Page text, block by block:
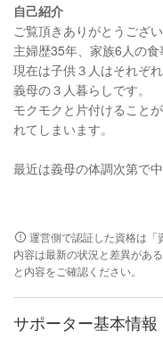
自己紹介
ご覧頂きありがとうござい
主婦歴35年、家族6人の食
現在は子供３人はそれぞ
義母の３人暮らしです。
モクモクと片付けること
れてしまいます。
最近は義母の体調次第で
運営側で認証した資格は「
内容は最新の状況と差異があ
と内容をご確認ください。
サポーター基本情報